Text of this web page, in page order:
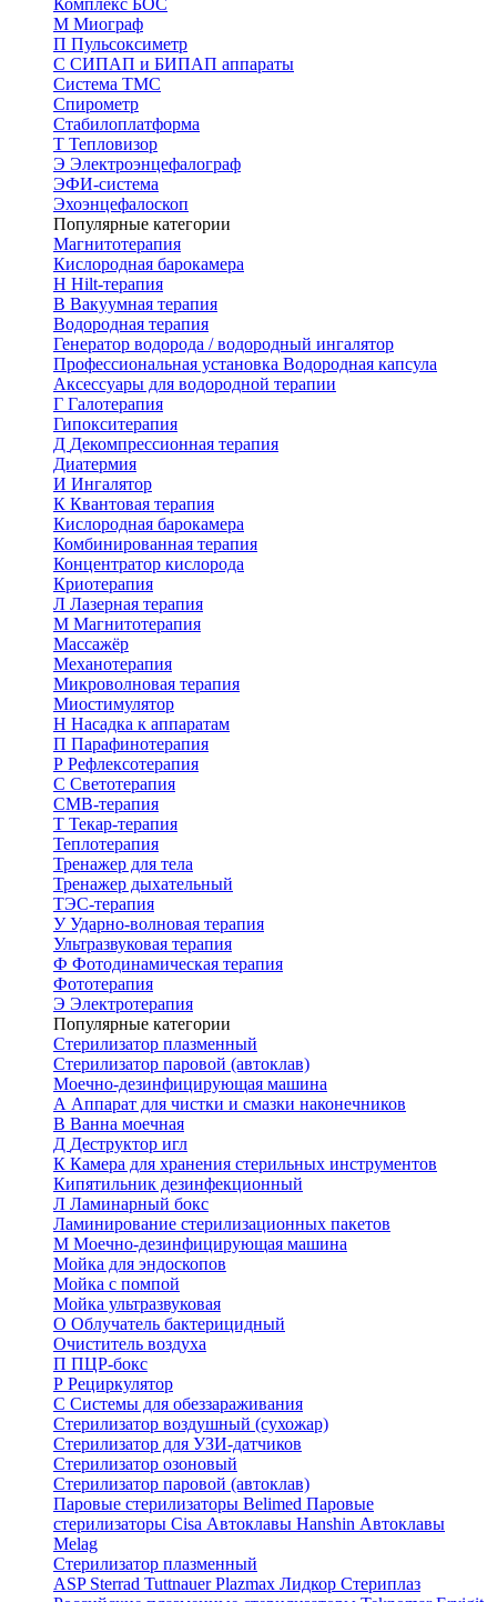
Комплекс БОС
М Миограф
П Пульсоксиметр
С СИПАП и БИПАП аппараты
Система ТМС
Спирометр
Стабилоплатформа
Т Тепловизор
Э Электроэнцефалограф
ЭФИ-система
Эхоэнцефалоскоп
Популярные категории
Магнитотерапия
Кислородная барокамера
H Hilt-терапия
В Вакуумная терапия
Водородная терапия
Генератор водорода / водородный ингалятор
Профессиональная установка Водородная капсула
Аксессуары для водородной терапии
Г Галотерапия
Гипокситерапия
Д Декомпрессионная терапия
Диатермия
И Ингалятор
К Квантовая терапия
Кислородная барокамера
Комбинированная терапия
Концентратор кислорода
Криотерапия
Л Лазерная терапия
М Магнитотерапия
Массажёр
Механотерапия
Микроволновая терапия
Миостимулятор
Н Насадка к аппаратам
П Парафинотерапия
Р Рефлексотерапия
С Светотерапия
СМВ-терапия
Т Текар-терапия
Теплотерапия
Тренажер для тела
Тренажер дыхательный
ТЭС-терапия
УУдарно-волновая терапия
Ультразвуковая терапия
Ф Фотодинамическая терапия
Фототерапия
Э Электротерапия
Популярные категории
Стерилизатор плазменный
Стерилизатор паровой (автоклав)
Моечно-дезинфицирующая машина
А Аппарат для чистки и смазки наконечников
В Ванна моечная
Д Деструктор игл
К Камера для хранения стерильных инструментов
Кипятильник дезинфекционный
Л Ламинарный бокс
Ламинирование стерилизационных пакетов
М Моечно-дезинфицирующая машина
Мойка для эндоскопов
Мойка с помпой
Мойка ультразвуковая
О Облучатель бактерицидный
Очиститель воздуха
П ПЦР-бокс
Р Рециркулятор
С Системы для обеззараживания
Стерилизатор воздушный (сухожар)
Стерилизатор для УЗИ-датчиков
Стерилизатор озоновый
Стерилизатор паровой (автоклав)
Паровые стерилизаторы Belimed Паровые
стерилизаторы Cisa Автоклавы Hanshin Автоклавы
Melag
Стерилизатор плазменный
ASP Sterrad Tuttnauer Plazmax Лидкор Стериплаз